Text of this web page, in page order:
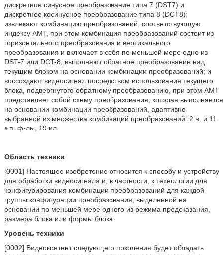
дискретное синусное преобразование типа 7 (DST7) и
дискретное косинусное преобразование типа 8 (DCT8);
извлекают комбинацию преобразований, соответствующую
индексу AMT, при этом комбинация преобразований состоит из
горизонтального преобразования и вертикального
преобразования и включает в себя по меньшей мере одно из
DST-7 или DCT-8; выполняют обратное преобразование над
текущим блоком на основании комбинации преобразований; и
воссоздают видеосигнал посредством использования текущего
блока, подвергнутого обратному преобразованию, при этом AMT
представляет собой схему преобразования, которая выполняется
на основании комбинации преобразований, адаптивно
выбранной из множества комбинаций преобразований. 2 н. и 11
з.п. ф-лы, 19 ил.
Область техники
[0001] Настоящее изобретение относится к способу и устройству
для обработки видеосигнала и, в частности, к технологии для
конфигурирования комбинации преобразований для каждой
группы конфигурации преобразования, выделенной на
основании по меньшей мере одного из режима предсказания,
размера блока или формы блока.
Уровень техники
[0002] Видеоконтент следующего поколения будет обладать